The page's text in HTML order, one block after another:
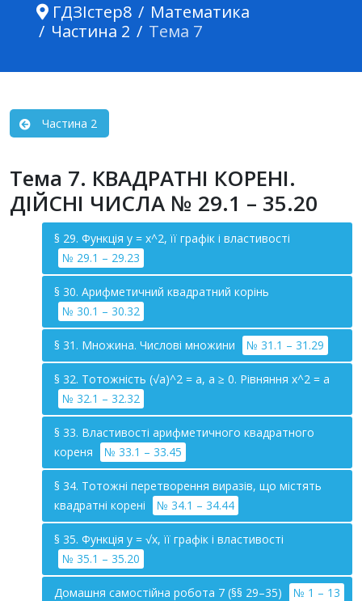
ГДЗІстер8
Математика
Частина 2
Тема 7
Частина 2
Тема 7. КВАДРАТНІ КОРЕНІ.
ДІЙСНІ ЧИСЛА № 29.1 – 35.20
§ 29. Функція y = x^2, її графік і властивості
№ 29.1 – 29.23
§ 30. Арифметичний квадратний корінь
№ 30.1 – 30.32
§ 31. Множина. Числові множини № 31.1 – 31.29
§ 32. Тотожність (√a)^2 = a, a ≥ 0. Рівняння x^2 = a
№ 32.1 – 32.32
§ 33. Властивості арифметичного квадратного
кореня
№ 33.1 – 33.45
§ 34. Тотожні перетворення виразів, що містять
квадратні корені
№ 34.1 – 34.44
§ 35. Функція y = √x, її графік і властивості
№ 35.1 – 35.20
Домашня самостійна робота 7 (§§ 29–35) № 1 – 13